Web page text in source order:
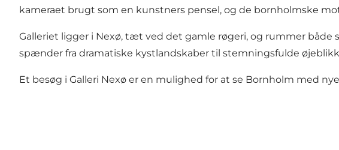
kameraet brugt som en kunstners pensel, og de bornholmske
Galleriet ligger i Nexø, tæt ved det gamle røgeri, og rummer
spænder fra dramatiske kystlandskaber til stemningsfulde
Et besøg i Galleri Nexø er en mulighed for at se Bornholm med